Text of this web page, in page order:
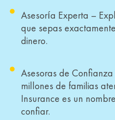
Asesoría Experta –
que sepas
dinero.
Asesoras de
millones de familias
Insurance es un
confiar.